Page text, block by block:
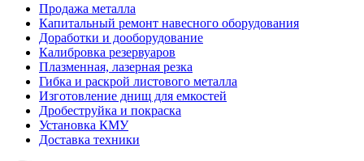
Продажа металла
Капитальный ремонт навесного оборудования
Доработки и дооборудование
Калибровка резервуаров
Плазменная, лазерная резка
Гибка и раскрой листового металла
Изготовление днищ для емкостей
Дробеструйка и покраска
Установка КМУ
Доставка техники